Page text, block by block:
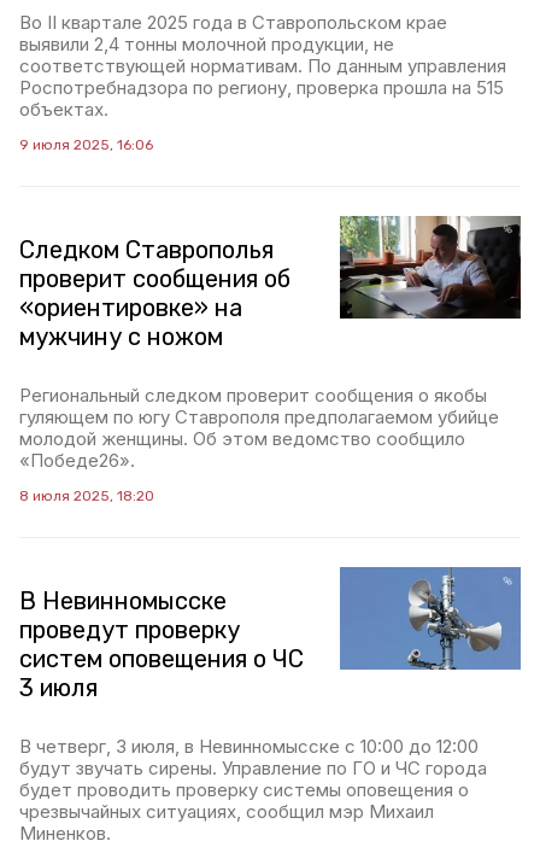
Во II квартале 2025 года в Ставропольском крае
выявили 2,4 тонны молочной продукции, не
соответствующей нормативам. По данным управления
Роспотребнадзора по региону, проверка прошла на 515
объектах.
9 июля 2025, 16:06
Следком Ставрополья
проверит сообщения об
«ориентировке» на
мужчину с ножом
Региональный следком проверит сообщения о якобы
гуляющем по югу Ставрополя предполагаемом убийце
молодой женщины. Об этом ведомство сообщило
«Победе26».
8 июля 2025, 18:20
В Невинномысске
проведут проверку
систем оповещения о ЧС
3 июля
В четверг, 3 июля, в Невинномысске с 10:00 до 12:00
будут звучать сирены. Управление по ГО и ЧС города
будет проводить проверку системы оповещения о
чрезвычайных ситуациях, сообщил мэр Михаил
Миненков.